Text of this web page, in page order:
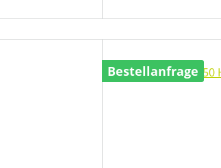
Bestellanfrage